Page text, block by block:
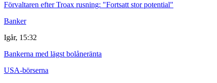
Förvaltaren efter Troax rusning: "Fortsatt stor potential"
Banker
Igår, 15:32
Bankerna med lägst bolåneränta
USA-börserna